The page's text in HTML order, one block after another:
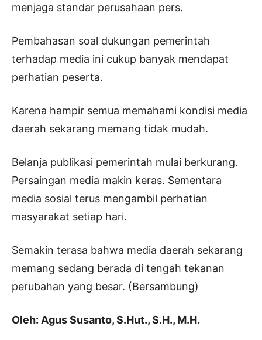
menjaga standar perusahaan pers.
Pembahasan soal dukungan pemerintah
terhadap media ini cukup banyak mendapat
perhatian peserta.
Karena hampir semua memahami kondisi media
daerah sekarang memang tidak mudah.
Belanja publikasi pemerintah mulai berkurang.
Persaingan media makin keras. Sementara
media sosial terus mengambil perhatian
masyarakat setiap hari.
Semakin terasa bahwa media daerah sekarang
memang sedang berada di tengah tekanan
perubahan yang besar. (Bersambung)
Oleh: Agus Susanto, S.Hut., S.H., M.H.